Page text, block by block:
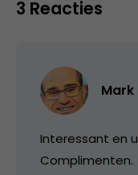
3 Reacties
Mark
Interessant en
Complimenten.